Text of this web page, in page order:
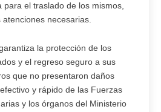
para el traslado de los mismos,
necesarias.
la protección de los
y el regreso seguro a sus
que no presentaron daños
y rápido de las Fuerzas
y los órganos del Ministerio